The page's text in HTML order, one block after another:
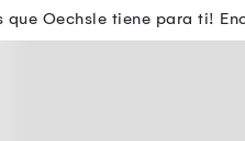
que Oechsle tiene para ti!